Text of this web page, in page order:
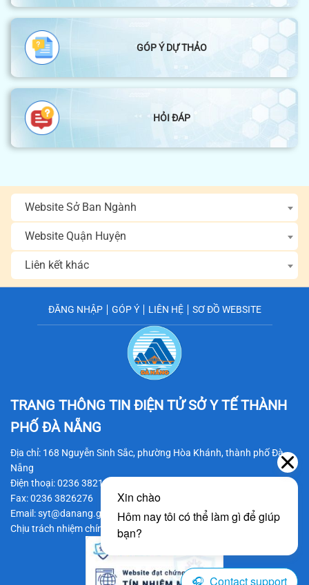
GÓP Ý DỰ THẢO
HỎI ĐÁP
Website Sở Ban Ngành
Website Quận Huyện
Liên kết khác
ĐĂNG NHẬP GÓP Ý LIÊN HỆ SƠ ĐỒ WEBSITE
TRANG THÔNG TIN ĐIỆN TỬ SỞ Y TẾTHÀNH
PHỐ ĐÀ NẴNG
Địa chỉ: 168 Nguyễn Sinh Sắc, phường Hòa Khánh, thành phố Đà
Nẵng
Điện thoại: 0236 3821206
Fax: 0236 3826276
Email: syt@danang.gov.vn
Chịu trách nhiệm chính: BS CKII Trần Thanh Thủy - Giám đốc Sở Y tế